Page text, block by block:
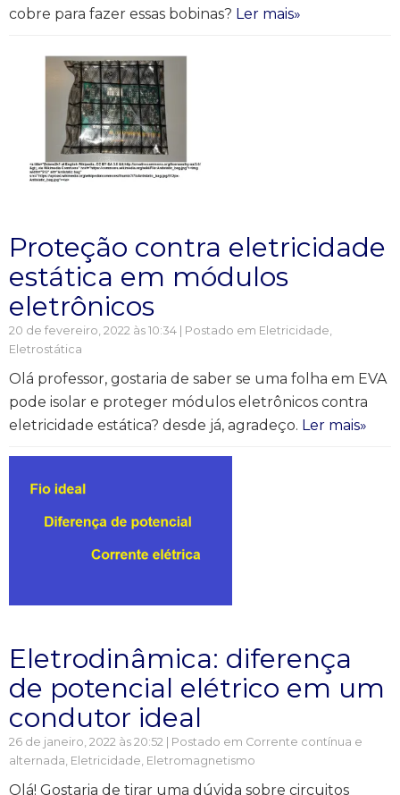
cobre para fazer essas bobinas? Ler mais»
Proteção contra eletricidade
estática em módulos
eletrônicos
20 de fevereiro, 2022 às 10:34 | Postado em Eletricidade,
Eletrostática
Olá professor, gostaria de saber se uma folha em EVA
pode isolar e proteger módulos eletrônicos contra
eletricidade estática? desde já, agradeço. Ler mais»
Eletrodinâmica: diferença
de potencial elétrico em um
condutor ideal
26 de janeiro, 2022 às 20:52 | Postado em Corrente contínua e
alternada, Eletricidade, Eletromagnetismo
Olá! Gostaria de tirar uma dúvida sobre circuitos